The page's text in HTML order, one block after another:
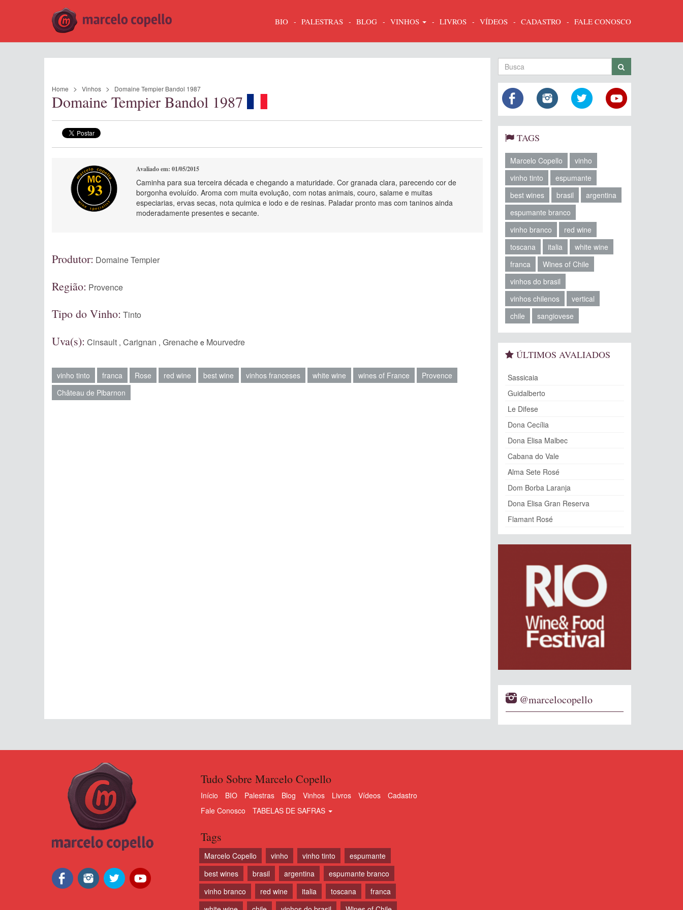
BIO PALESTRAS BLOG VINHOS LIVROS VÍDEOS CADASTRO FALE CONOSCO
Home Vinhos Domaine Tempier Bandol 1987
Domaine Tempier Bandol 1987
93
Avaliado em: 01/05/2015
Caminha para sua terceira década e chegando a maturidade. Cor granada clara, parecendo cor de
borgonha evoluído. Aroma com muita evolução, com notas animais, couro, salame e muitas
especiarias, ervas secas, nota quimica e iodo e de resinas. Paladar pronto mas com taninos ainda
moderadamente presentes e secante.
Produtor: Domaine Tempier
Região: Provence
Tipo do Vinho: Tinto
Uva(s): Cinsault , Carignan , Grenache e Mourvedre
vinho tinto franca Rose red wine best wine vinhos franceses white wine wines of France
Provence
Château de Pibarnon
TAGS
Marcelo Copello
vinho
vinho tinto
espumante
best wines
brasil
argentina
espumante branco
vinho branco
red wine
toscana
italia
white wine
franca
Wines of Chile
vinhos do brasil
vinhos chilenos
vertical
chile
sangiovese
ÚLTIMOS AVALIADOS
Sassicaia
Guidalberto
Le Difese
Dona Cecília
Dona Elisa Malbec
Cabana do Vale
Alma Sete Rosé
Dom Borba Laranja
Dona Elisa Gran Reserva
Flamant Rosé
@marcelocopello
Tudo Sobre Marcelo Copello
Início BIO Palestras Blog Vinhos Livros Vídeos
Cadastro
Fale Conosco
TABELAS DE SAFRAS
Tags
Marcelo Copello vinho vinho tinto
espumante
best wines
brasil argentina
espumante branco
vinho branco
red wine italia toscana
franca